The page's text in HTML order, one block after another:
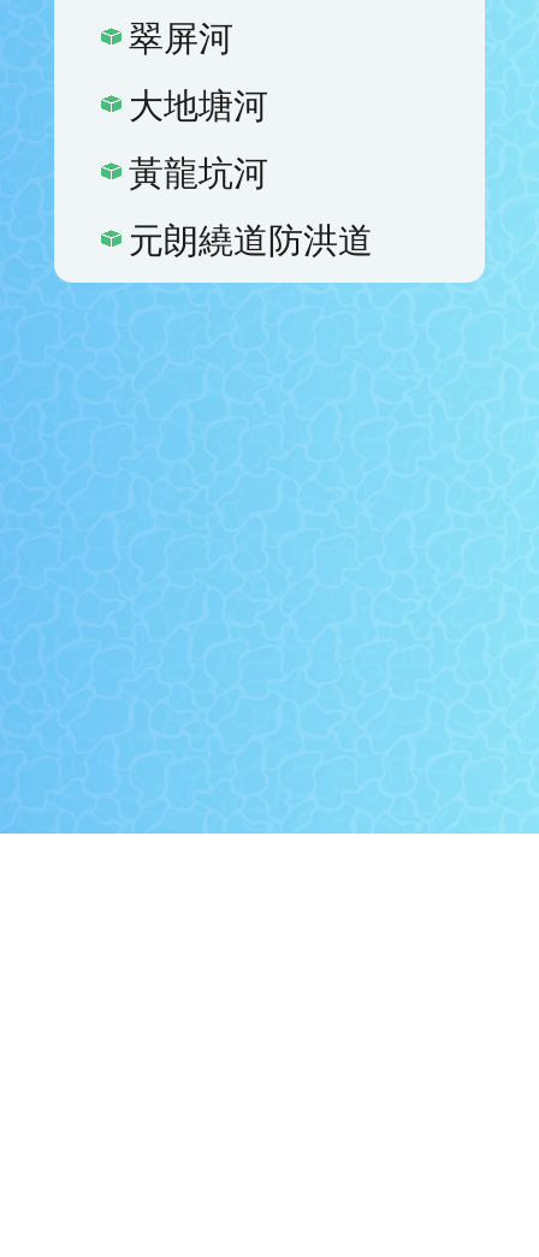
翠屏河
大地塘河
黃龍坑河
元朗繞道防洪道